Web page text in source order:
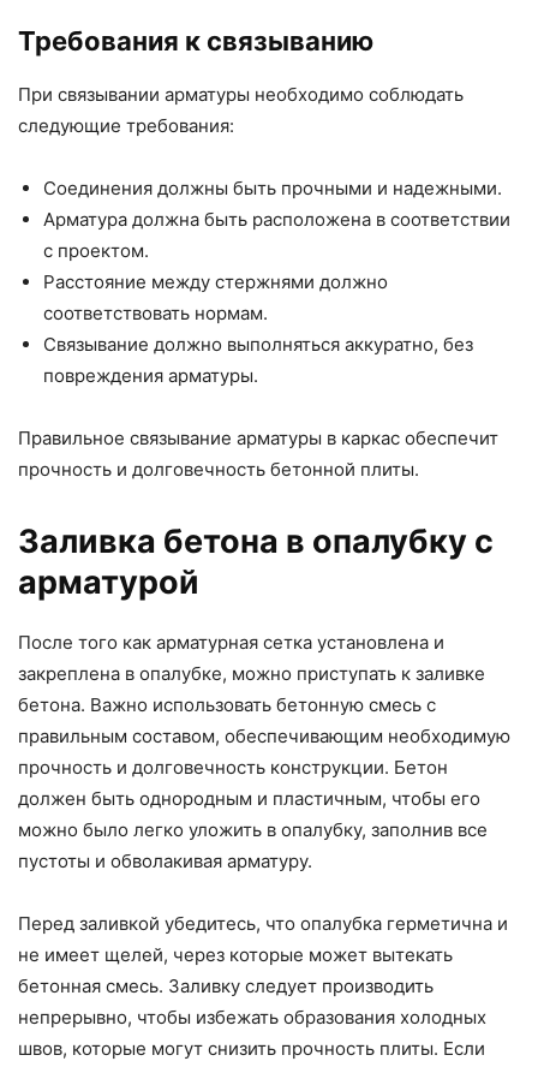
Требования к связыванию
При связывании арматуры необходимо соблюдать
следующие требования:
Соединения должны быть прочными и надежными.
Арматура должна быть расположена в соответствии
с проектом.
Расстояние между стержнями должно
соответствовать нормам.
Связывание должно выполняться аккуратно, без
повреждения арматуры.
Правильное связывание арматуры в каркас обеспечит
прочность и долговечность бетонной плиты.
Заливка бетона в опалубку с
арматурой
После того как арматурная сетка установлена и
закреплена в опалубке, можно приступать к заливке
бетона. Важно использовать бетонную смесь с
правильным составом, обеспечивающим необходимую
прочность и долговечность конструкции. Бетон
должен быть однородным и пластичным, чтобы его
можно было легко уложить в опалубку, заполнив все
пустоты и обволакивая арматуру.
Перед заливкой убедитесь, что опалубка герметична и
не имеет щелей, через которые может вытекать
бетонная смесь. Заливку следует производить
непрерывно, чтобы избежать образования холодных
швов, которые могут снизить прочность плиты. Если